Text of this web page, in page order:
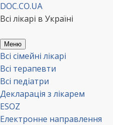
Перейти
до
DOC.CO.UA
Всі лікарі в Україні
Меню
Всі сімейні лікарі
Всі терапевти
Всі педіатри
Декларація з лікарем
ESOZ
Електронне направлення